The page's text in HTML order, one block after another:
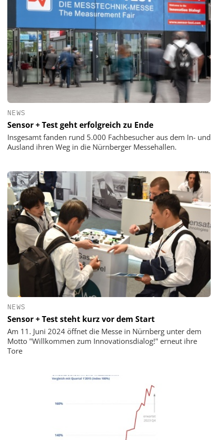
NEWS
Sensor + Test geht erfolgreich zu Ende
Insgesamt fanden rund 5.000 Fachbesucher aus dem In- und
Ausland ihren Weg in die Nürnberger Messehallen.
NEWS
Sensor + Test steht kurz vor dem Start
Am 11. Juni 2024 öffnet die Messe in Nürnberg unter dem
Motto "Willkommen zum Innovationsdialog!" erneut ihre
Tore